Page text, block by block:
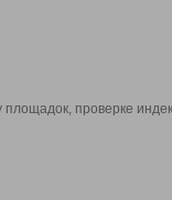
проверке